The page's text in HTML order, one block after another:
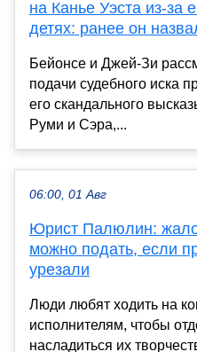
на Канье Уэста из-за
детях: ранее он
Бейонсе и Джей-Зи
подачи судебного иска
его скандального
Руми и Сэра,...
06:00, 01 Авг
Юрист Палюлин:
можно подать, если
урезали
Люди любят ходить на
исполнителям, чтобы
насладиться их